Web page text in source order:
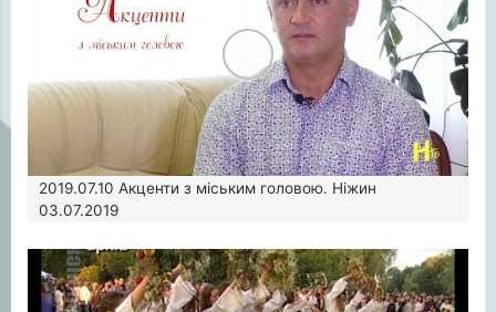
2019.07.10 Акценти з міським головою. Ніжин
03.07.2019